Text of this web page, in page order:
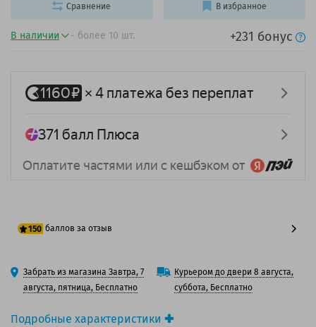
Подробные характеристики
В наличии - более 10 шт. +231 бонус
150 баллов за отзыв
125 баллов
150 баллов
Забрать из магазина Завтра, 7
августа, пятница, Бесплатно
Курьером до двери 8 августа,
суббота, Бесплатно
Сравнение В избранное